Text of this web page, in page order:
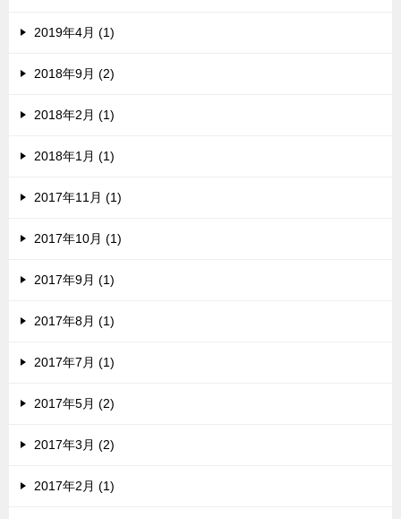
2019年4月 (1)
2018年9月 (2)
2018年2月 (1)
2018年1月 (1)
2017年11月 (1)
2017年10月 (1)
2017年9月 (1)
2017年8月 (1)
2017年7月 (1)
2017年5月 (2)
2017年3月 (2)
2017年2月 (1)